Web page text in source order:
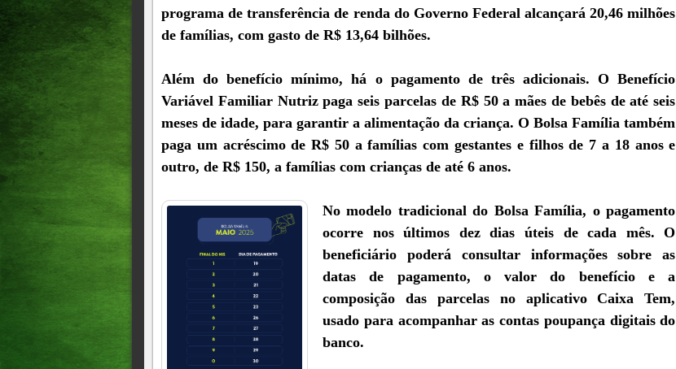
programa de transferência de renda do Governo Federal alcançará 20,46 milhões
de famílias, com gasto de R$ 13,64 bilhões.
Além do benefício mínimo, há o pagamento de três adicionais. O Benefício
Variável Familiar Nutriz paga seis parcelas de R$ 50 a mães de bebês de até seis
meses de idade, para garantir a alimentação da criança. O Bolsa Família também
paga um acréscimo de R$ 50 a famílias com gestantes e filhos de 7 a 18 anos e
outro, de R$ 150, a famílias com crianças de até 6 anos.
No modelo tradicional do Bolsa Família, o pagamento
ocorre nos últimos dez dias úteis de cada mês. O
beneficiário poderá consultar informações sobre as
datas de pagamento, o valor do benefício e a
composição das parcelas no aplicativo Caixa Tem,
usado para acompanhar as contas poupança digitais do
banco.